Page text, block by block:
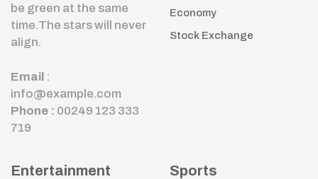
be green at the same
time.The stars will never
align.
Email :
info@example.com
Phone : 00249 123 333
719
Economy
Stock Exchange
Entertainment Sports